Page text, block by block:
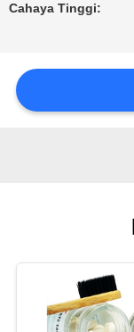
PETA
Cahaya Tinggi: